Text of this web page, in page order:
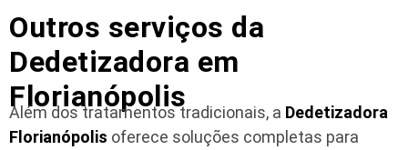
Outros serviços da
Dedetizadora em
Florianópolis
Além dos tratamentos tradicionais, a Dedetizadora
Florianópolis oferece soluções completas para